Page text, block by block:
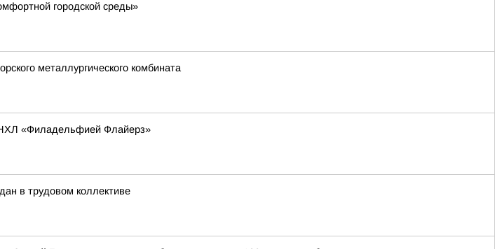
городской среды»
металлургического комбината
НХЛ «Филадельфией Флайерз»
в трудовом коллективе